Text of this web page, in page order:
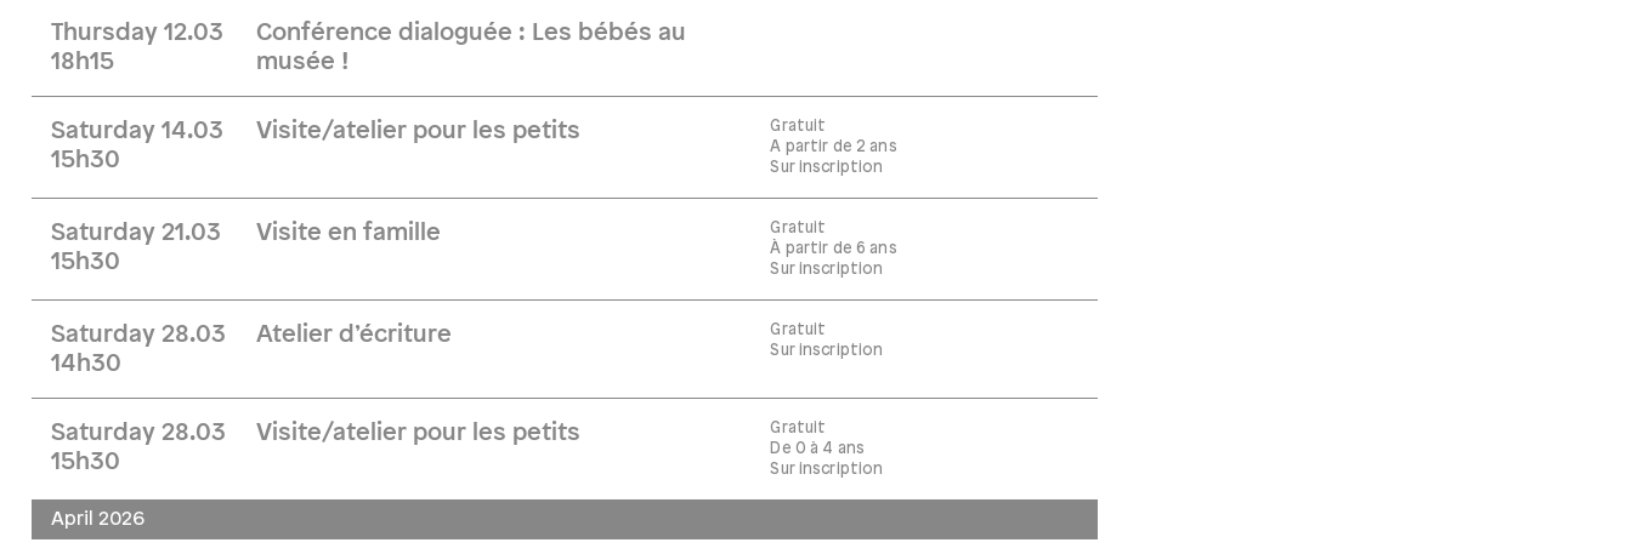
Thursday 12.03
18h15
Conférence dialoguée : Les bébés au
musée !
Saturday 14.03
15h30
Visite/atelier pour les petits
Gratuit
A partir de 2 ans
Sur inscription
Saturday 21.03
15h30
Visite en famille
Gratuit
À partir de 6 ans
Sur inscription
Saturday 28.03
14h30
Atelier d’écriture
Gratuit
Sur inscription
Saturday 28.03
15h30
Visite/atelier pour les petits
Gratuit
De 0 à 4 ans
Sur inscription
April 2026